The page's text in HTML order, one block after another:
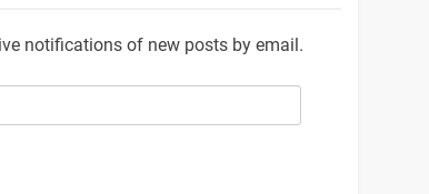
notifications of new posts by email.